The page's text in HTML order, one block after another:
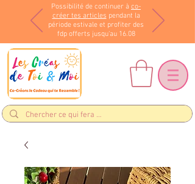
Possibilité de continuer à co-
créer tes articles pendant la
période estivale et profiter des
fdp offerts jusqu'au 16.08